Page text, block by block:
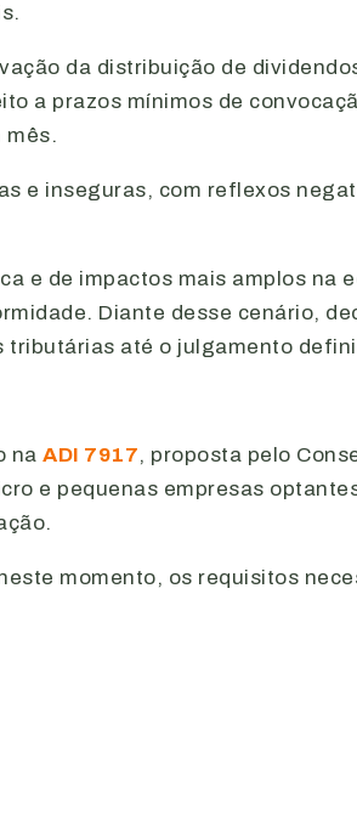
da distribuição de
a prazos mínimos de
mês.
e inseguras, com reflexos
e de impactos mais amplos na
Diante desse cenário,
até o julgamento
na ADI 7917, proposta pelo
e pequenas empresas
momento, os requisitos